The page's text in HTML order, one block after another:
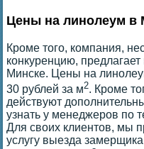
Цены на линолеум в
Кроме того, компания,
конкуренцию,
Минске. Цены на
30 рублей за м2. Кроме
действуют
узнать у менеджеров по
Для своих клиентов, мы
услугу выезда